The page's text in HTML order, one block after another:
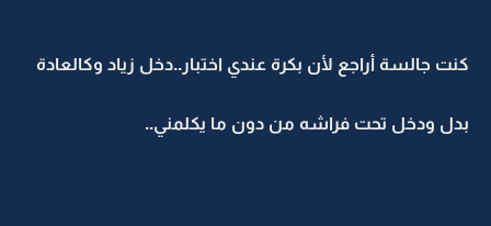
كنت جالسة أراجع لأن بكرة عندي اختبار..دخل زياد وكالعادة
بدل ودخل تحت فراشه من دون ما يكلمني..